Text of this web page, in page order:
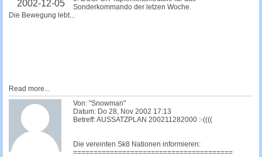
2002-12-05
Sonderkommando der letzen Woche.
Die Bewegung lebt...
Read more...
Von: "Snowman"
Datum: Do 28, Nov 2002 17:13
Betreff: AUSSATZPLAN 200211282000 :-((((
Die vereinten Sk8 Nationen informieren:
=======================================